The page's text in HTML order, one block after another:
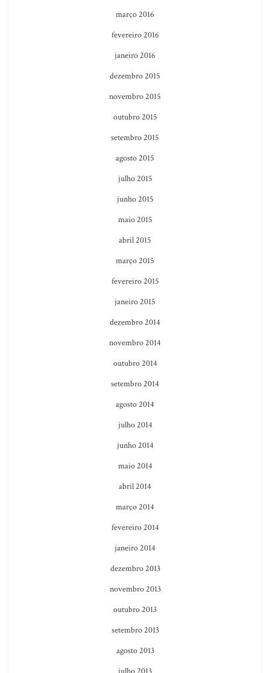
março 2016
fevereiro 2016
janeiro 2016
dezembro 2015
novembro 2015
outubro 2015
setembro 2015
agosto 2015
julho 2015
junho 2015
maio 2015
abril 2015
março 2015
fevereiro 2015
janeiro 2015
dezembro 2014
novembro 2014
outubro 2014
setembro 2014
agosto 2014
julho 2014
junho 2014
maio 2014
abril 2014
março 2014
fevereiro 2014
janeiro 2014
dezembro 2013
novembro 2013
outubro 2013
setembro 2013
agosto 2013